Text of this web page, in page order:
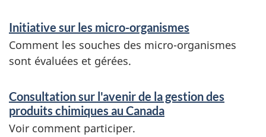
Initiative sur les micro-organismes
Comment les souches des micro-organismes
sont évaluées et gérées.
Consultation sur l'avenir de la gestion des
produits chimiques au Canada
Voir comment participer.